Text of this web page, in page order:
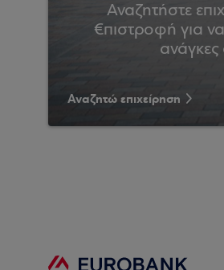
Αναζητήστε
€πιστροφή για
ανάγκες
Αναζητώ επιχείρηση